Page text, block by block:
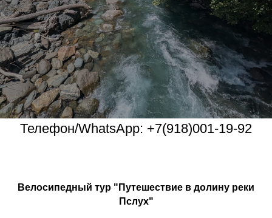
Телефон/WhatsApp: +7(918)001-19-92
Велосипедный тур "Путешествие в долину реки
Пслух"